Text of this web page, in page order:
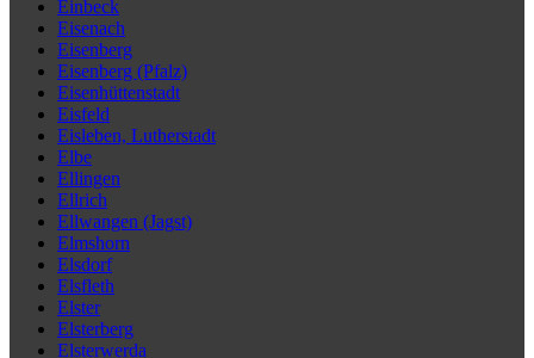
Einbeck
Eisenach
Eisenberg
Eisenberg (Pfalz)
Eisenhüttenstadt
Eisfeld
Eisleben, Lutherstadt
Elbe
Ellingen
Ellrich
Ellwangen (Jagst)
Elmshorn
Elsdorf
Elsfleth
Elster
Elsterberg
Elsterwerda